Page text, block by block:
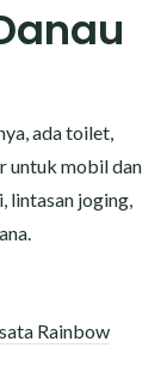
ada toilet,
untuk mobil dan
lintasan joging,
Rainbow